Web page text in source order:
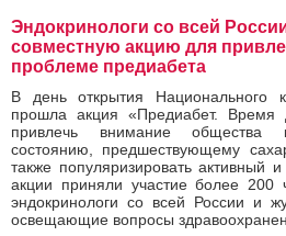
Эндокринологи со всей
совместную акцию для
проблеме предиабета
В день открытия Национального
прошла акция «Предиабет. Время
привлечь внимание общества
состоянию, предшествующему
также популяризировать активный
акции приняли участие более 200
эндокринологи со всей России и
освещающие вопросы